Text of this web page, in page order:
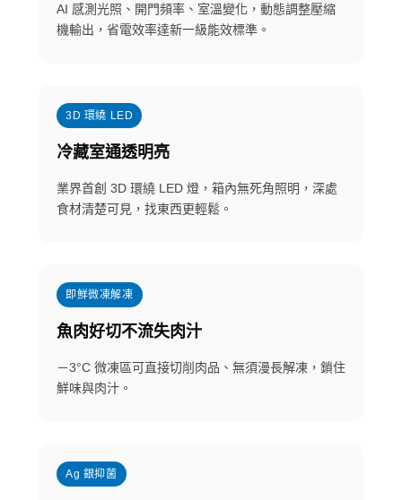
AI 感測光照、開門頻率、室溫變化，動態調整壓縮
機輸出，省電效率達新一級能效標準。
3D 環繞 LED
冷藏室通透明亮
業界首創 3D 環繞 LED 燈，箱內無死角照明，深處
食材清楚可見，找東西更輕鬆。
即鮮微凍解凍
魚肉好切不流失肉汁
－3°C 微凍區可直接切削肉品、無須漫長解凍，鎖住
鮮味與肉汁。
Ag 銀抑菌